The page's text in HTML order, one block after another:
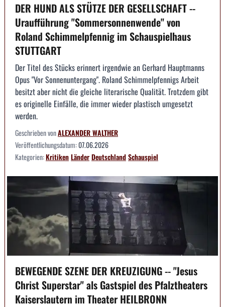
DER HUND ALS STÜTZE DER GESELLSCHAFT --
Uraufführung "Sommersonnenwende" von
Roland Schimmelpfennig im Schauspielhaus
STUTTGART
Der Titel des Stücks erinnert irgendwie an Gerhard Hauptmanns
Opus "Vor Sonnenuntergang". Roland Schimmelpfennigs Arbeit
besitzt aber nicht die gleiche literarische Qualität. Trotzdem gibt
es originelle Einfälle, die immer wieder plastisch umgesetzt
werden.
Geschrieben vonALEXANDER WALTHER
Veröffentlichungsdatum:07.06.2026
Kategorien:KritikenLänderDeutschlandSchauspiel
BEWEGENDE SZENE DER KREUZIGUNG -- "Jesus
Christ Superstar" als Gastspiel des Pfalztheaters
Kaiserslautern im Theater HEILBRONN